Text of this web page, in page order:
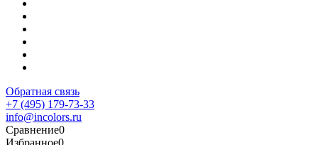
Обратная связь
+7 (495) 179-73-33
info@incolors.ru
Сравнение0
Избранное0